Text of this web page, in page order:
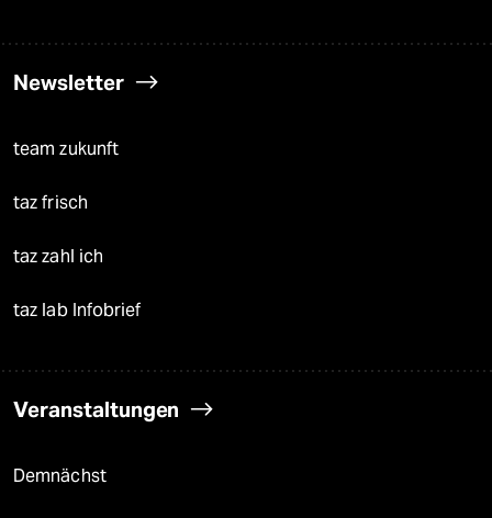
Newsletter
team zukunft
taz frisch
taz zahl ich
taz lab Infobrief
Veranstaltungen
Demnächst